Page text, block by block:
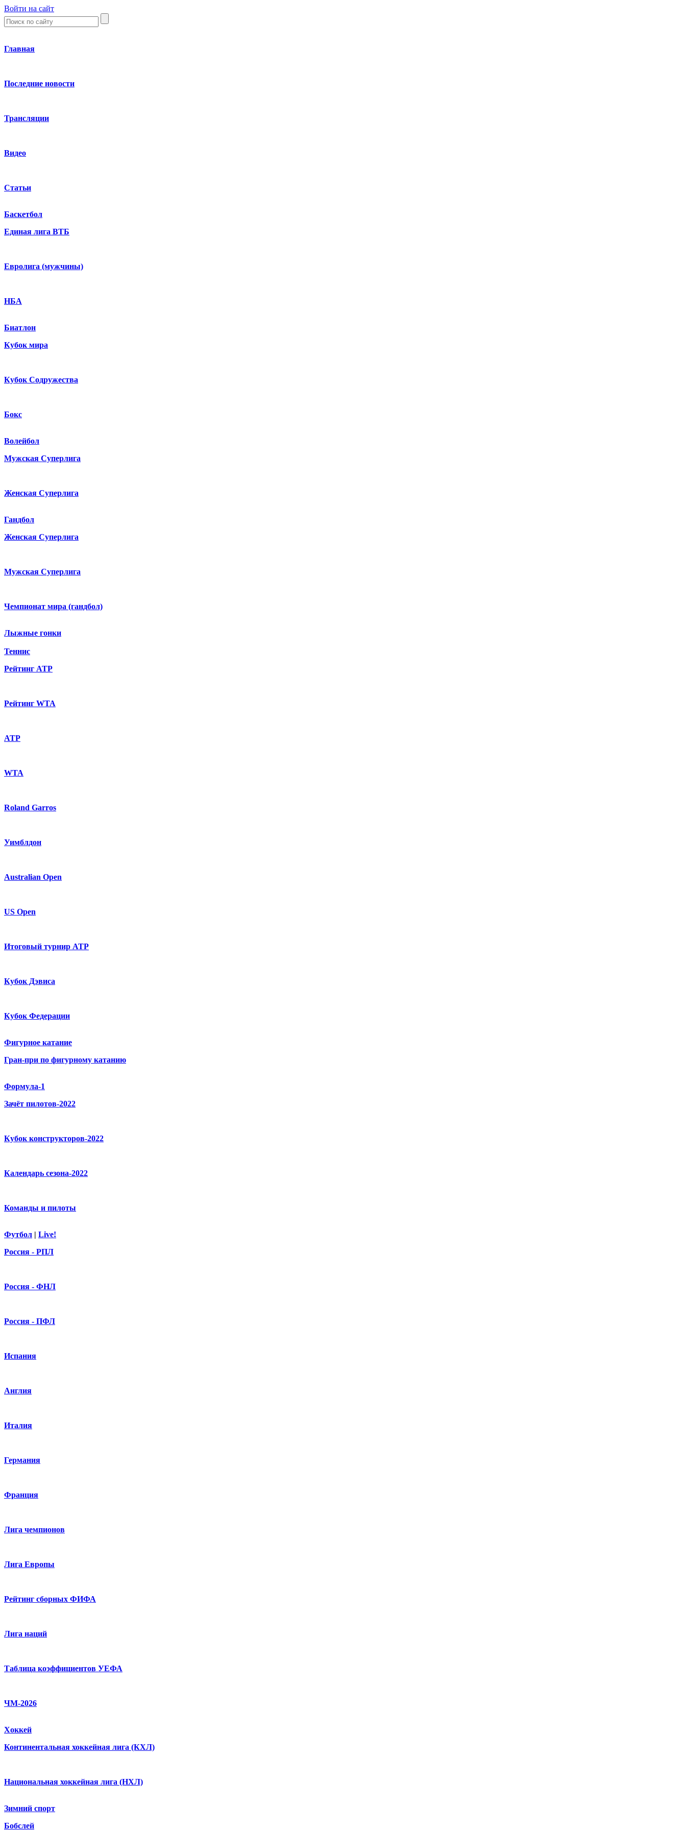
Войти на сайт
Главная
Последние новости
Трансляции
Видео
Статьи
Баскетбол
Единая лига ВТБ
Евролига (мужчины)
НБА
Биатлон
Кубок мира
Кубок Содружества
Бокс
Волейбол
Мужская Суперлига
Женская Суперлига
Гандбол
Женская Суперлига
Мужская Суперлига
Чемпионат мира (гандбол)
Лыжные гонки
Теннис
Рейтинг ATP
Рейтинг WTA
ATP
WTA
Roland Garros
Уимблдон
Australian Open
US Open
Итоговый турнир ATP
Кубок Дэвиса
Кубок Федерации
Фигурное катание
Гран-при по фигурному катанию
Формула-1
Зачёт пилотов-2022
Кубок конструкторов-2022
Календарь сезона-2022
Команды и пилоты
Футбол | Live!
Россия - РПЛ
Россия - ФНЛ
Россия - ПФЛ
Испания
Англия
Италия
Германия
Франция
Лига чемпионов
Лига Европы
Рейтинг сборных ФИФА
Лига наций
Таблица коэффициентов УЕФА
ЧМ-2026
Хоккей
Континентальная хоккейная лига (КХЛ)
Национальная хоккейная лига (НХЛ)
Зимний спорт
Бобслей